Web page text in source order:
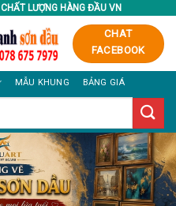
LƯỢNG HÀNG ĐẦU VN
CHAT
FACEBOOK
MẪU KHUNG BẢNG GIÁ